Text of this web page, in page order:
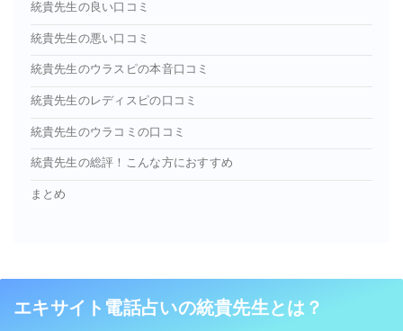
統貴先生の良い口コミ
統貴先生の悪い口コミ
統貴先生のウラスピの本音口コミ
統貴先生のレディスピの口コミ
統貴先生のウラコミの口コミ
統貴先生の総評！こんな方におすすめ
まとめ
エキサイト電話占いの統貴先生とは？